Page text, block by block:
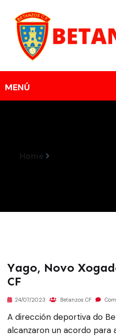
Home
Yago, Novo
CF
24/07/2023 Betanzos CF
A dirección deportiva do
alcanzaron un acordo para